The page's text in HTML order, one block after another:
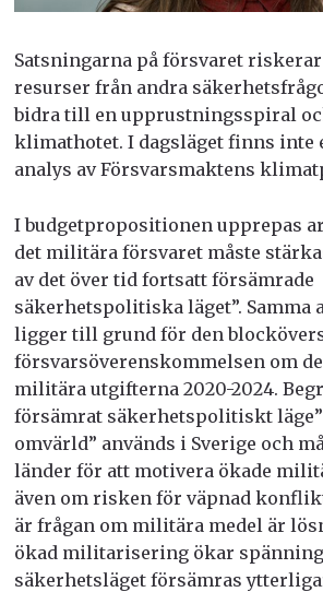
Satsningarna på försvaret
resurser från andra
bidra till en upprustningsspiral
klimathotet. I dagsläget finns inte
analys av Försvarsmaktens
I budgetpropositionen upprepas
det militära försvaret måste
av det över tid fortsatt försämrade
säkerhetspolitiska läget”. Samma
ligger till grund för den
försvarsöverenskommelsen om
militära utgifterna 2020-2024.
försämrat säkerhetspolitiskt läge”
omvärld” används i Sverige och
länder för att motivera ökade
även om risken för väpnad
är frågan om militära medel är
ökad militarisering ökar
säkerhetsläget försämras